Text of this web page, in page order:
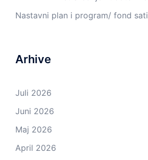
Nastavni plan i program/ fond sati
Arhive
Juli 2026
Juni 2026
Maj 2026
April 2026